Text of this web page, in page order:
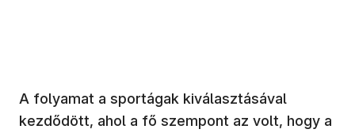
A folyamat a sportágak kiválasztásával
kezdődött, ahol a fő szempont az volt, hogy a